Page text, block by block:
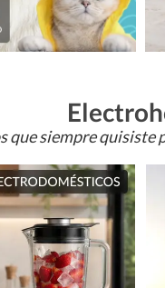
que siempre quisiste